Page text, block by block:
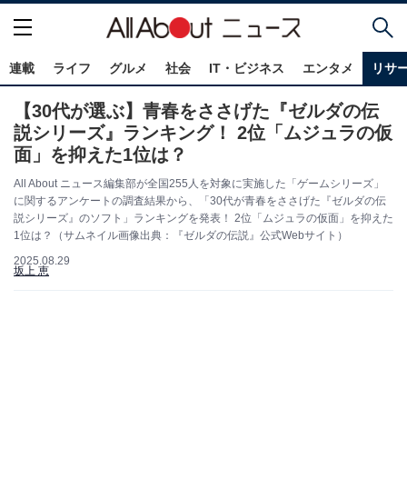
連載 ライフ グルメ 社会 IT・ビジネス エンタメ リサ
【30代が選ぶ】青春をささげた『ゼルダの伝
説シリーズ』ランキング！ 2位「ムジュラの仮
面」を抑えた1位は？
All About ニュース編集部が全国255人を対象に実施した「ゲームシリーズ」
に関するアンケートの調査結果から、「30代が青春をささげた『ゼルダの伝
説シリーズ』のソフト」ランキングを発表！ 2位「ムジュラの仮面」を抑えた
1位は？（サムネイル画像出典：『ゼルダの伝説』公式Webサイト）
2025.08.29
坂上 恵